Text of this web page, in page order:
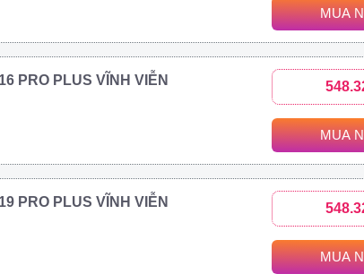
MUA
PRO PLUS VĨNH VIỄN
MUA
PRO PLUS VĨNH VIỄN
MUA